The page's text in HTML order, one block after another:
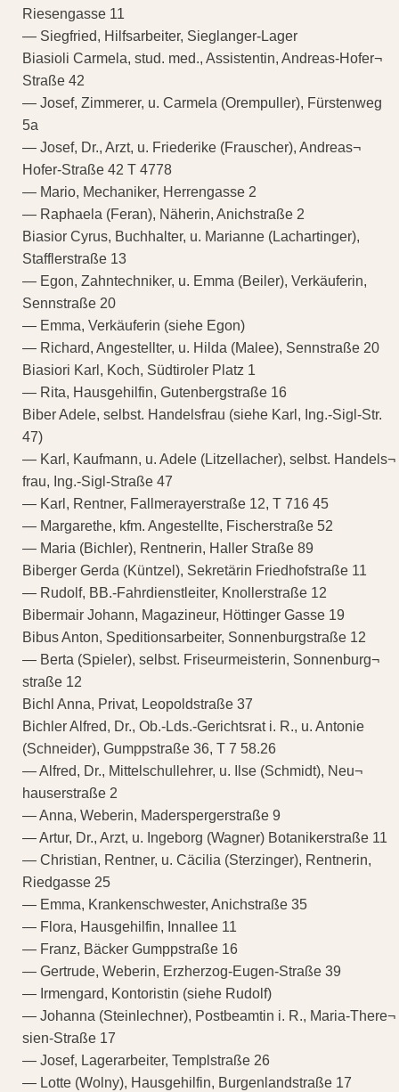
Riesengasse 11
— Siegfried, Hilfsarbeiter, Sieglanger-Lager
Biasioli Carmela, stud. med., Assistentin, Andreas-Hofer¬
Straße 42
— Josef, Zimmerer, u. Carmela (Orempuller), Fürstenweg
5a
— Josef, Dr., Arzt, u. Friederike (Frauscher), Andreas¬
Hofer-Straße 42 T 4778
— Mario, Mechaniker, Herrengasse 2
— Raphaela (Feran), Näherin, Anichstraße 2
Biasior Cyrus, Buchhalter, u. Marianne (Lachartinger),
Stafflerstraße 13
— Egon, Zahntechniker, u. Emma (Beiler), Verkäuferin,
Sennstraße 20
— Emma, Verkäuferin (siehe Egon)
— Richard, Angestellter, u. Hilda (Malee), Sennstraße 20
Biasiori Karl, Koch, Südtiroler Platz 1
— Rita, Hausgehilfin, Gutenbergstraße 16
Biber Adele, selbst. Handelsfrau (siehe Karl, Ing.-Sigl-Str.
47)
— Karl, Kaufmann, u. Adele (Litzellacher), selbst. Handels¬
frau, Ing.-Sigl-Straße 47
— Karl, Rentner, Fallmerayerstraße 12, T 716 45
— Margarethe, kfm. Angestellte, Fischerstraße 52
— Maria (Bichler), Rentnerin, Haller Straße 89
Biberger Gerda (Küntzel), Sekretärin Friedhofstraße 11
— Rudolf, BB.-Fahrdienstleiter, Knollerstraße 12
Bibermair Johann, Magazineur, Höttinger Gasse 19
Bibus Anton, Speditionsarbeiter, Sonnenburgstraße 12
— Berta (Spieler), selbst. Friseurmeisterin, Sonnenburg¬
straße 12
Bichl Anna, Privat, Leopoldstraße 37
Bichler Alfred, Dr., Ob.-Lds.-Gerichtsrat i. R., u. Antonie
(Schneider), Gumppstraße 36, T 7 58.26
— Alfred, Dr., Mittelschullehrer, u. Ilse (Schmidt), Neu¬
hauserstraße 2
— Anna, Weberin, Maderspergerstraße 9
— Artur, Dr., Arzt, u. Ingeborg (Wagner) Botanikerstraße 11
— Christian, Rentner, u. Cäcilia (Sterzinger), Rentnerin,
Riedgasse 25
— Emma, Krankenschwester, Anichstraße 35
— Flora, Hausgehilfin, Innallee 11
— Franz, Bäcker Gumppstraße 16
— Gertrude, Weberin, Erzherzog-Eugen-Straße 39
— Irmengard, Kontoristin (siehe Rudolf)
— Johanna (Steinlechner), Postbeamtin i. R., Maria-There¬
sien-Straße 17
— Josef, Lagerarbeiter, Templstraße 26
— Lotte (Wolny), Hausgehilfin, Burgenlandstraße 17